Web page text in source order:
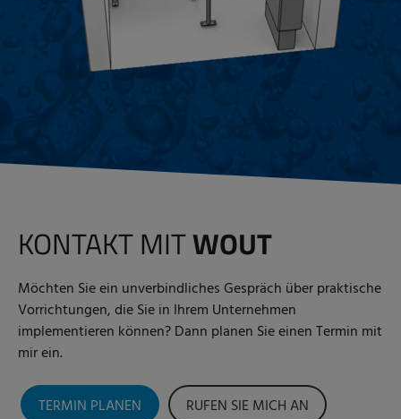
KONTAKT MITWOUT
Möchten Sie ein unverbindliches Gespräch über praktische
Vorrichtungen, die Sie in Ihrem Unternehmen
implementieren können? Dann planen Sie einen Termin mit
mir ein.
TERMIN PLANEN RUFEN SIE MICH AN